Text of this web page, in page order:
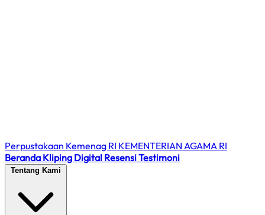
Perpustakaan Kemenag RI KEMENTERIAN AGAMA RI
Beranda Kliping Digital ResensiTestimoni
Tentang Kami